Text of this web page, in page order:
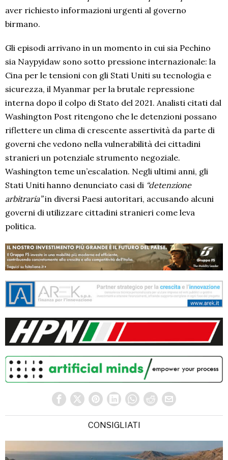
aver richiesto informazioni urgenti al governo
birmano.
Gli episodi arrivano in un momento in cui sia Pechino
sia Naypyidaw sono sotto pressione internazionale: la
Cina per le tensioni con gli Stati Uniti su tecnologia e
sicurezza, il Myanmar per la brutale repressione
interna dopo il colpo di Stato del 2021. Analisti citati dal
Washington Post ritengono che le detenzioni possano
riflettere un clima di crescente assertività da parte di
governi che vedono nella vulnerabilità dei cittadini
stranieri un potenziale strumento negoziale.
Washington teme un’escalation. Negli ultimi anni, gli
Stati Uniti hanno denunciato casi di “detenzione
arbitraria”in diversi Paesi autoritari, accusando alcuni
governi di utilizzare cittadini stranieri come leva
politica.
CONSIGLIATI